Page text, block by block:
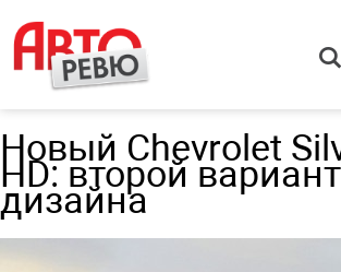
s
Новый Chevrolet
HD: второй вариант
дизайна